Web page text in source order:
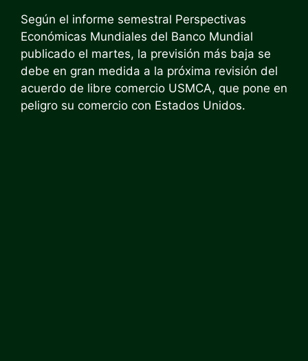
Según el informe semestral Perspectivas
Económicas Mundiales del Banco Mundial
publicado el martes, la previsión más baja se
debe en gran medida a la próxima revisión del
acuerdo de libre comercio USMCA, que pone en
peligro su comercio con Estados Unidos.